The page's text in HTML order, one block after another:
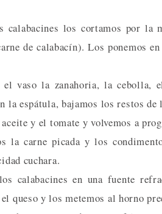
calabacines los cortamos por
de calabacín). Los ponemos
el vaso la zanahoria, la cebolla,
la espátula, bajamos los restos
y el tomate y volvemos a
la carne picada y los
cuchara.
calabacines en una fuente
queso y los metemos al horno